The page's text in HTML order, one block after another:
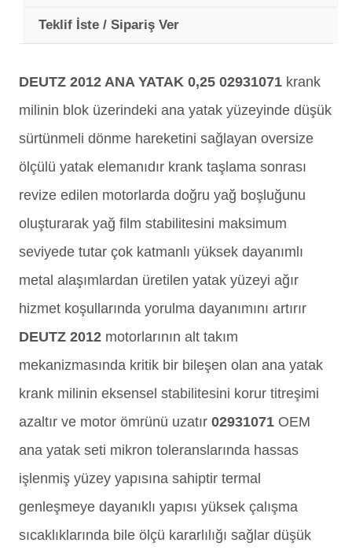
Teklif İste / Sipariş Ver
DEUTZ 2012 ANA YATAK 0,25 02931071 krank
milinin blok üzerindeki ana yatak yüzeyinde düşük
sürtünmeli dönme hareketini sağlayan oversize
ölçülü yatak elemanıdır krank taşlama sonrası
revize edilen motorlarda doğru yağ boşluğunu
oluşturarak yağ film stabilitesini maksimum
seviyede tutar çok katmanlı yüksek dayanımlı
metal alaşımlardan üretilen yatak yüzeyi ağır
hizmet koşullarında yorulma dayanımını artırır
DEUTZ 2012 motorlarının alt takım
mekanizmasında kritik bir bileşen olan ana yatak
krank milinin eksensel stabilitesini korur titreşimi
azaltır ve motor ömrünü uzatır 02931071 OEM
ana yatak seti mikron toleranslarında hassas
işlenmiş yüzey yapısına sahiptir termal
genleşmeye dayanıklı yapısı yüksek çalışma
sıcaklıklarında bile ölçü kararlılığı sağlar düşük